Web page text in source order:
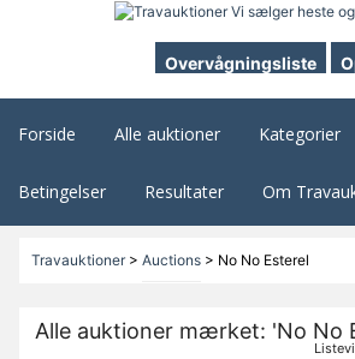
Overvågningsliste
Forside Alle auktioner Kategorier
Betingelser Resultater Om
Travauktioner> Auctions> No No Esterel
Alle auktioner mærket: 'No No